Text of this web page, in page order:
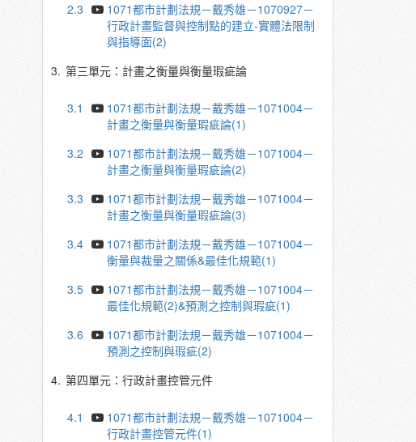
2.3
1071都市計劃法規－戴秀雄－1070927－
行政計畫監督與控制點的建立-實體法限制
與指導面(2)
3. 第三單元：計畫之衡量與衡量瑕疵論
3.1
1071都市計劃法規－戴秀雄－1071004－
計畫之衡量與衡量瑕疵論(1)
3.2
1071都市計劃法規－戴秀雄－1071004－
計畫之衡量與衡量瑕疵論(2)
3.3
1071都市計劃法規－戴秀雄－1071004－
計畫之衡量與衡量瑕疵論(3)
3.4
1071都市計劃法規－戴秀雄－1071004－
衡量與裁量之關係&最佳化規範(1)
3.5
1071都市計劃法規－戴秀雄－1071004－
最佳化規範(2)&預測之控制與瑕疵(1)
3.6
1071都市計劃法規－戴秀雄－1071004－
預測之控制與瑕疵(2)
4. 第四單元：行政計畫控管元件
4.1
1071都市計劃法規－戴秀雄－1071004－
行政計畫控管元件(1)